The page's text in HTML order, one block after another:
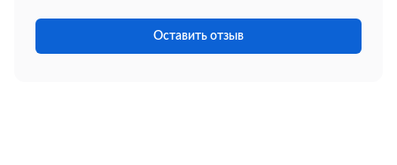
безопасную езду в любых условиях.
Оставить отзыв